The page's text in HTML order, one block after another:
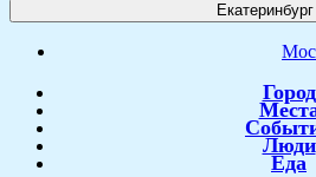
Екатеринбург
Город
Люди
Еда